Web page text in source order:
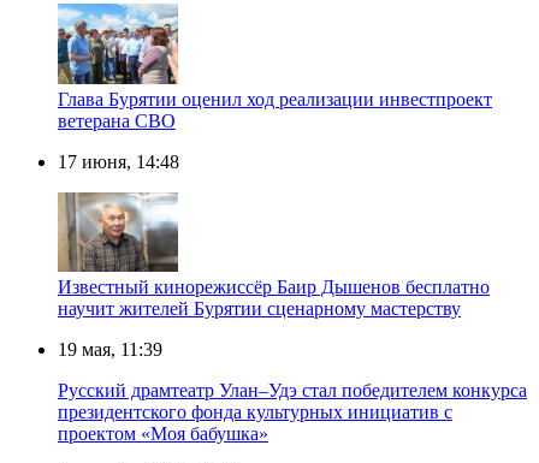
Глава Бурятии оценил ход реализации инвестпроект
ветерана СВО
17 июня, 14:48
Известный кинорежиссёр Баир Дышенов бесплатно
научит жителей Бурятии сценарному мастерству
19 мая, 11:39
Русский драмтеатр Улан–Удэ стал победителем конкурса
президентского фонда культурных инициатив с
проектом «Моя бабушка»